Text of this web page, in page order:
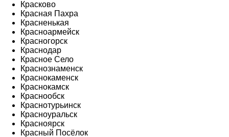
Красково
Красная Пахра
Красненькая
Красноармейск
Красногорск
Краснодар
Красное Село
Краснознаменск
Краснокаменск
Краснокамск
Краснообск
Краснотурьинск
Красноуральск
Красноярск
Красный Посёлок